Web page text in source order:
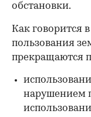
обстановки.
Как говорится
пользования
прекращаются
нарушением